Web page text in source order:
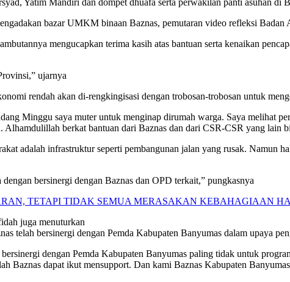
Yatim Mandiri dan dompet dhuafa serta perwakilan panti asuhan di
bazar UMKM binaan Baznas, pemutaran video refleksi
mengucapkan terima kasih atas bantuan serta kenaikan
ujarnya
rendah akan di-rengkingisasi dengan trobosan-trobosan untuk
Minggu saya muter untuk menginap dirumah warga. Saya melihat
Alhamdulillah berkat bantuan dari Baznas dan dari CSR-CSR yang lain
adalah infrastruktur seperti pembangunan jalan yang rusak. Namun
bersinergi dengan Baznas dan OPD terkait,” pungkasnya
TETAPI TIDAK SEMUA MERASAKAN KEBAHAGIAAN
juga menuturkan
telah bersinergi dengan Pemda Kabupaten Banyumas dalam upaya
dengan Pemda Kabupaten Banyumas paling tidak untuk
Baznas dapat ikut mensupport. Dan kami Baznas Kabupaten